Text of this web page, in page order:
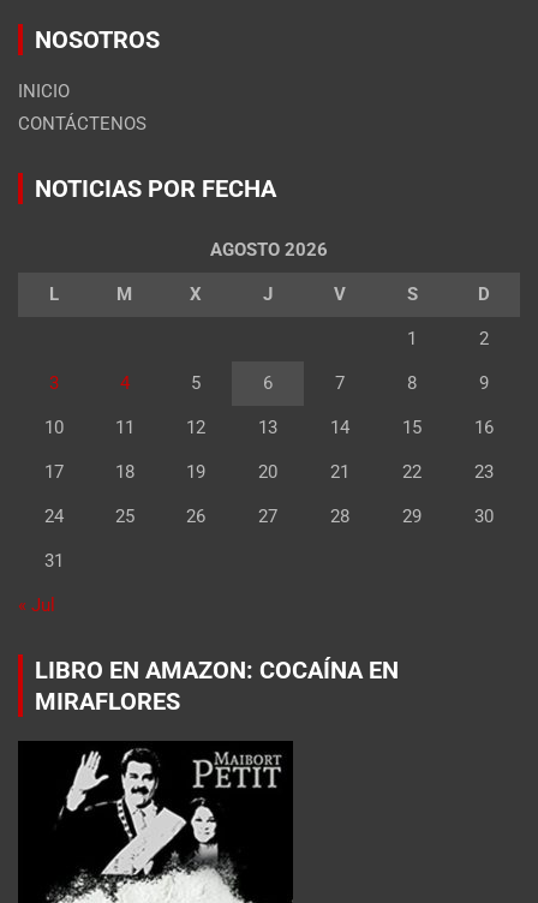
NOSOTROS
INICIO
CONTÁCTENOS
NOTICIAS POR FECHA
AGOSTO 2026
L M X J V S D
1 2
3 4 5 6 7 8 9
10 11 12 13 14 15 16
17 18 19 20 21 22 23
24 25 26 27 28 29 30
31
« Jul
LIBRO EN AMAZON: COCAÍNA EN
MIRAFLORES